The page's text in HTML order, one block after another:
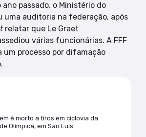
ano passado, o Ministério do
uma auditoria na federação, após
relatar que Le Graet
várias funcionárias. A FFF
um processo por difamação
é morto a tiros em ciclovia da
Olímpica, em São Luís